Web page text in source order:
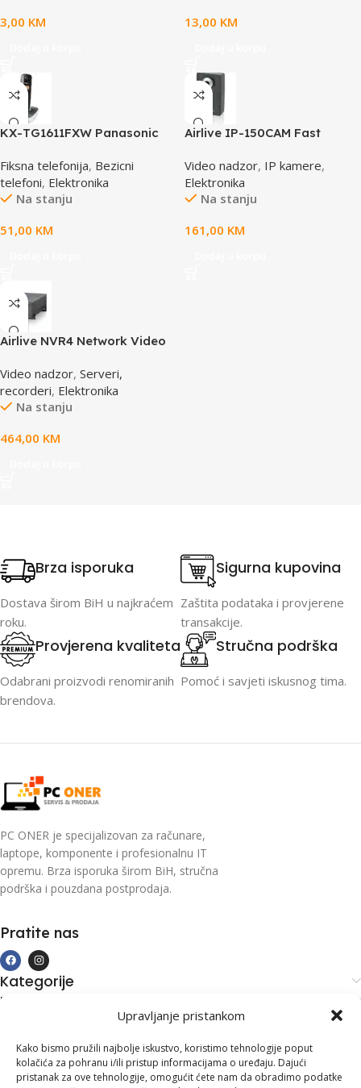
Upravljanje pristankom
Kako bismo pružili najbolje iskustvo, koristimo tehnologije poput
kolačića za pohranu i/ili pristup informacijama o uređaju. Dajući
pristanak za ove tehnologije, omogućit ćete nam da obradimo podatke
3,00 KM
13,00 KM
KX-TG1611FXW Panasonic
Fiksna telefonija, Bezicni
telefoni, Elektronika
Na stanju
51,00 KM
Airlive IP-150CAM Fast
camera
Video nadzor, IP kamere,
Elektronika
Na stanju
161,00 KM
Airlive NVR4 Network Video
Video nadzor, Serveri,
recorderi, Elektronika
Na stanju
464,00 KM
Brza isporuka
Dostava širom BiH u najkraćem
roku.
Sigurna kupovina
Zaštita podataka i provjerene
transakcije.
Provjerena kvaliteta
Odabrani proizvodi renomiranih
brendova.
Stručna podrška
Pomoć i savjeti iskusnog tima.
PC ONER je specijalizovan za računare,
laptope, komponente i profesionalnu IT
opremu. Brza isporuka širom BiH, stručna
podrška i pouzdana postprodaja.
Pratite nas
Kategorije
Kupovina i podrška
Kontakt informacije
Branilaca Bosne, 75 300 Lukavac